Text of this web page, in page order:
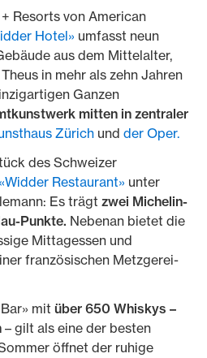
Resorts von American
Hotel» umfasst neun
aus dem Mittelalter,
in mehr als zehn Jahren
Ganzen
mitten in zentraler
Zürich und der Oper.
des Schweizer
«Widder Restaurant» unter
Es trägt zwei Michelin-
Punkte. Nebenan bietet die
Mittagessen und
französischen Metzgerei-
mit über 650 Whiskys –
– gilt als eine der besten
öffnet der ruhige